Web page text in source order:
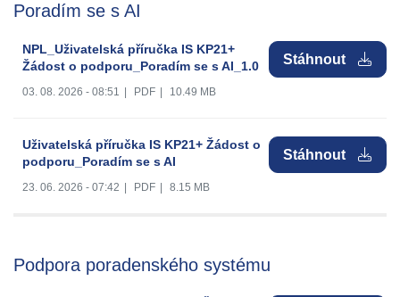
Poradím se s AI
NPL_Uživatelská příručka IS KP21+
Žádost o podporu_Poradím se s AI_1.0
03. 08. 2026 - 08:51 PDF 10.49 MB
Stáhnout
Uživatelská příručka IS KP21+ Žádost o
podporu_Poradím se s AI
23. 06. 2026 - 07:42 PDF 8.15 MB
Stáhnout
Podpora poradenského systému